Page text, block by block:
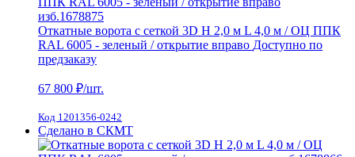
Откатные ворота с сеткой 3D H 2,0 м L 4,0 м / ОЦ ППК
RAL 6005 - зеленый / открытие вправо Доступно по
предзаказу
67 800 ₽/шт.
Код 1201356-0242
Сделано в СКМТ